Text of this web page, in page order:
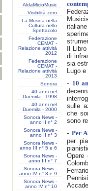
AldaMicioMusic
Visibilità zero
La Musica nella
Cultura nello
Spettacolo
Federazione
CEMAT -
Relazione attività
2012
Federazione
CEMAT -
Relazione attività
2013
Sonora
40 anni nel
Duemila - 1998
40 anni nel
Duemila - 2000
Sonora News -
anno II n° 2
Sonora News -
anno II n° 3
Sonora News -
anno III n° 5 e 6
Sonora News -
anno III n° 7
Sonora News -
anno IV n° 8 e 9
Sonora News -
anno IV n° 10
Il
di
sia
Lugo
- 10
sulle
che
sono
- Per
per
Opere